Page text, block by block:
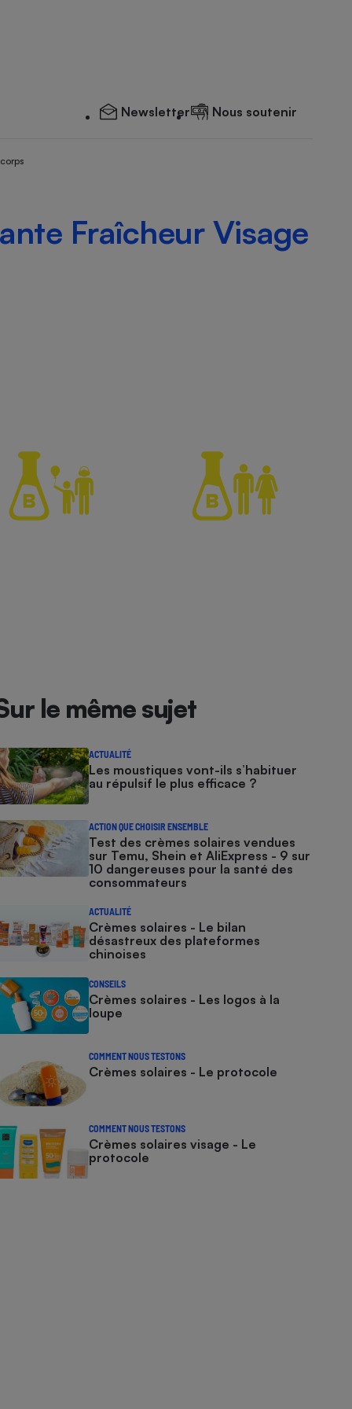
Newsletter Nous soutenir
Fraîcheur Visage
le même sujet
ACTUALITÉ
Les moustiques vont-ils s’habituer
au répulsif le plus efficace ?
ACTION QUE CHOISIR ENSEMBLE
Test des crèmes solaires vendues
sur Temu, Shein et AliExpress - 9 sur
10 dangereuses pour la santé des
consommateurs
ACTUALITÉ
Crèmes solaires - Le bilan
désastreux des plateformes
chinoises
CONSEILS
Crèmes solaires - Les logos à la
loupe
COMMENT NOUS TESTONS
Crèmes solaires - Le protocole
COMMENT NOUS TESTONS
Crèmes solaires visage - Le
protocole